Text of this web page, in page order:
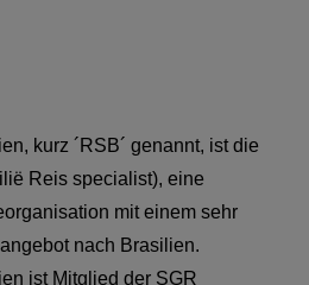
kurz ´RSB´ genannt, ist die
Reis specialist), eine
mit einem sehr
nach Brasilien.
ist Mitglied der SGR